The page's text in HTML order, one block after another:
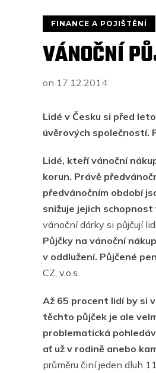
FINANCE A POJIŠTĚNÍ
VÁNOČNÍ
on 17.12.2014
Lidé v Česku si před
úvěrových společností.
Lidé, kteří vánoční
korun. Právě
předvánočním období
snižuje jejich
vánoční dárky si půjčují
Půjčky na vánoční
v oddlužení. Půjčené
CZ, v.o.s.
Až 65 procent lidí by si
těchto půjček je ale
problematická
ať už v rodině anebo
průměru činí jeden dluh